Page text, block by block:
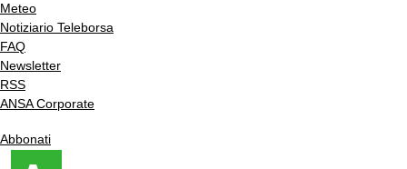
Meteo
Notiziario Teleborsa
FAQ
Newsletter
RSS
ANSA Corporate
Abbonati